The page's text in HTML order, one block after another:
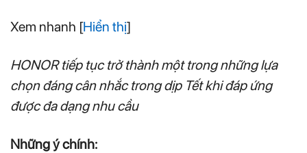
Xem nhanh [Hiển thị]
HONOR tiếp tục trở thành một trong những lựa
chọn đáng cân nhắc trong dịp Tết khi đáp ứng
được đa dạng nhu cầu
Những ý chính: